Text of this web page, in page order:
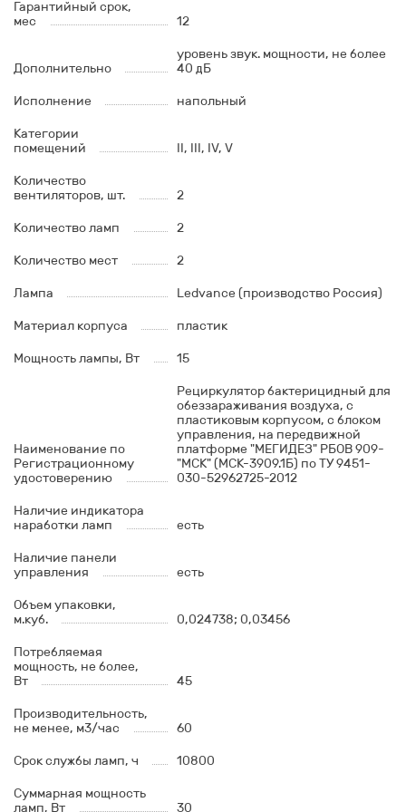
Гарантийный срок,
мес
12
Дополнительно
уровень звук. мощности, не более
40 дБ
Исполнение напольный
Категории
помещений
II, III, IV, V
Количество
вентиляторов, шт.
2
Количество ламп 2
Количество мест 2
Лампа Ledvance (производство Россия)
Материал корпуса пластик
Мощность лампы, Вт 15
Наименование по
Регистрационному
удостоверению
Рециркулятор бактерицидный для
обеззараживания воздуха, с
пластиковым корпусом, с блоком
управления, на передвижной
платформе "МЕГИДЕЗ" РБОВ 909-
"МСК" (МСК-3909.1Б) по ТУ 9451-
030-52962725-2012
Наличие индикатора
наработки ламп
есть
Наличие панели
управления
есть
Объем упаковки,
м.куб.
0,024738; 0,03456
Потребляемая
мощность, не более,
Вт
45
Производительность,
не менее, м3/час
60
Срок службы ламп, ч 10800
Суммарная мощность
ламп, Вт
30